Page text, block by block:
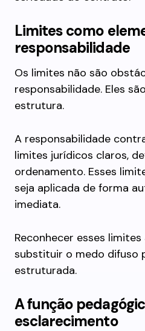
Limites como
responsabilidade
Os limites não são
responsabilidade. Eles
estrutura.
A responsabilidade
limites jurídicos claros,
ordenamento. Esses
seja aplicada de forma
imediata.
Reconhecer esses
substituir o medo difuso
estruturada.
A função
esclarecimento